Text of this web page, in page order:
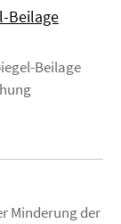
Beilage
Beilage
Minderung der